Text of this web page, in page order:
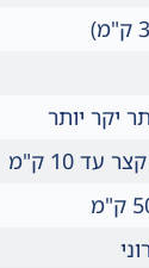
יקר יותר
10 ק"מ